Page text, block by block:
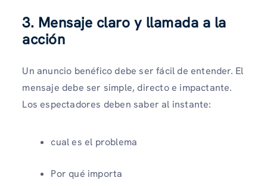
3. Mensaje claro y llamada a la
acción
Un anuncio benéfico debe ser fácil de entender. El
mensaje debe ser simple, directo e impactante.
Los espectadores deben saber al instante:
cual es el problema
Por qué importa